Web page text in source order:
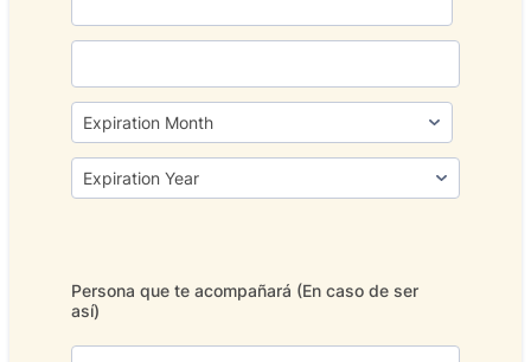
Persona que te acompañará (En caso de ser
así)